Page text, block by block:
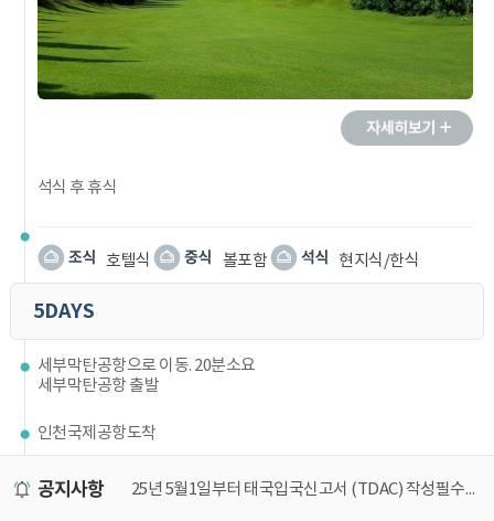
석식 후 휴식
호텔식 볼포함 현지식/한식
5DAYS
세부막탄공항으로 이동. 20분소요
세부막탄공항 출발
인천국제공항도착
공지사항
이전 안내 25년 5월1일부터 태국입국신고서 (TDAC) 작성필수! 가장 쉽게 작성하는 방법 [25